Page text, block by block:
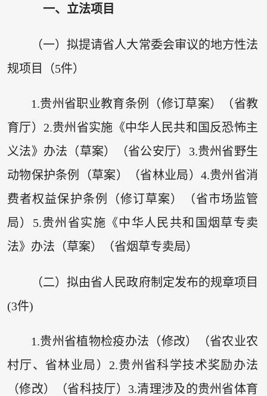
一、立法项目
（一）拟提请省人大常委会审议的地方性法
规项目（5件）
1.贵州省职业教育条例（修订草案）（省教
育厅）2.贵州省实施《中华人民共和国反恐怖主
义法》办法（草案）（省公安厅）3.贵州省野生
动物保护条例（草案）（省林业局）4.贵州省消
费者权益保护条例（修订草案）（省市场监管
局）5.贵州省实施《中华人民共和国烟草专卖
法》办法（草案）（省烟草专卖局）
（二）拟由省人民政府制定发布的规章项目
(3件)
1.贵州省植物检疫办法（修改）（省农业农
村厅、省林业局）2.贵州省科学技术奖励办法
（修改）（省科技厅）3.清理涉及的贵州省体育